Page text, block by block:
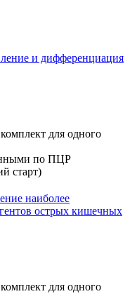
и дифференциация
наиболее
острых кишечных